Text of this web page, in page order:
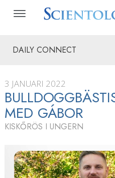
DAILY CONNECT
3 JANUARI 2022
MED GÁBOR
KISKŐRÖS I UNGERN